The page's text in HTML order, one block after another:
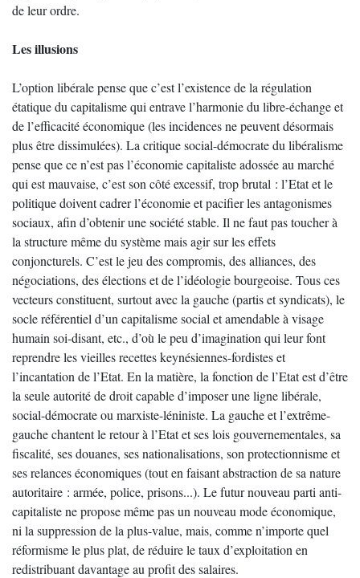
de leur ordre.
Les illusions
L’option libérale pense que c’est l’existence de la régulation
étatique du capitalisme qui entrave l’harmonie du libre-échange et
de l’efficacité économique (les incidences ne peuvent désormais
plus être dissimulées). La critique social-démocrate du libéralisme
pense que ce n’est pas l’économie capitaliste adossée au marché
qui est mauvaise, c’est son côté excessif, trop brutal : l’Etat et le
politique doivent cadrer l’économie et pacifier les antagonismes
sociaux, afin d’obtenir une société stable. Il ne faut pas toucher à
la structure même du système mais agir sur les effets
conjoncturels. C’est le jeu des compromis, des alliances, des
négociations, des élections et de l’idéologie bourgeoise. Tous ces
vecteurs constituent, surtout avec la gauche (partis et syndicats), le
socle référentiel d’un capitalisme social et amendable à visage
humain soi-disant, etc., d’où le peu d’imagination qui leur font
reprendre les vieilles recettes keynésiennes-fordistes et
l’incantation de l’Etat. En la matière, la fonction de l’Etat est d’être
la seule autorité de droit capable d’imposer une ligne libérale,
social-démocrate ou marxiste-léniniste. La gauche et l’extrême-
gauche chantent le retour à l’Etat et ses lois gouvernementales, sa
fiscalité, ses douanes, ses nationalisations, son protectionnisme et
ses relances économiques (tout en faisant abstraction de sa nature
autoritaire : armée, police, prisons...). Le futur nouveau parti anti-
capitaliste ne propose même pas un nouveau mode économique,
ni la suppression de la plus-value, mais, comme n’importe quel
réformisme le plus plat, de réduire le taux d’exploitation en
redistribuant davantage au profit des salaires.